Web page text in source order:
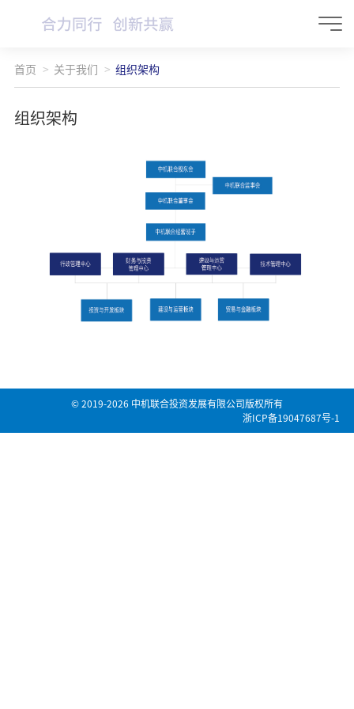
首页 关于我们 组织架构
组织架构
© 2019-2026 中机联合投资发展有限公司版权所有
浙ICP备19047687号-1